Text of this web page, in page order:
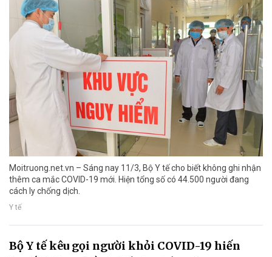
Moitruong.net.vn – Sáng nay 11/3, Bộ Y tế cho biết không ghi nhận
thêm ca mắc COVID-19 mới. Hiện tổng số có 44.500 người đang
cách ly chống dịch.
Y tế
Bộ Y tế kêu gọi người khỏi COVID-19 hiến